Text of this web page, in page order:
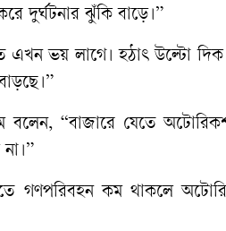
দুর্ঘটনার ঝুঁকি বাড়ে।”
এখন ভয় লাগে। হঠাৎ উল্টো
বলেন, “বাজারে যেতে
গণপরিবহন কম থাকলে